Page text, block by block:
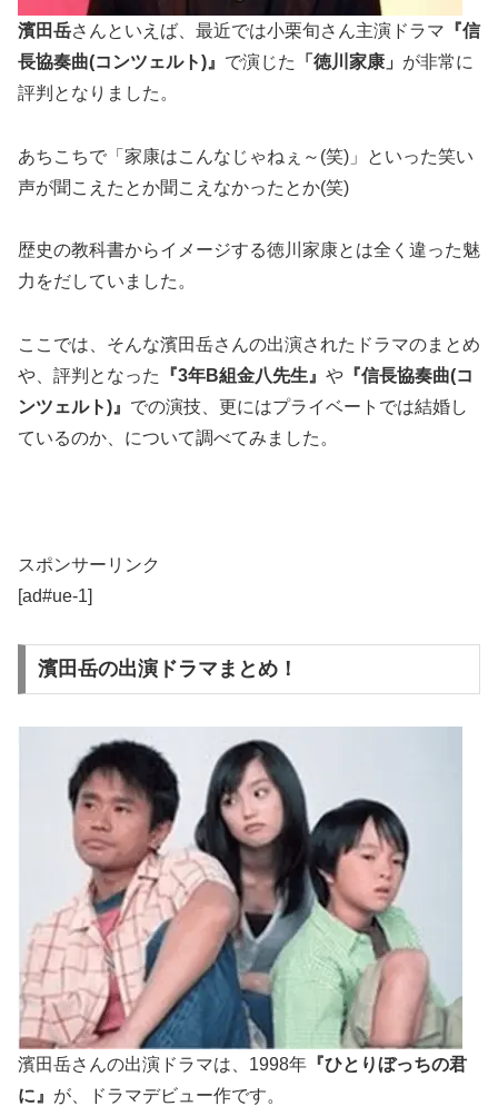
濱田岳さんといえば、最近では小栗旬さん主演ドラマ 『信
長協奏曲(コンツェルト)』 で演じた 「徳川家康」 が非常に
評判となりました。
あちこちで「家康はこんなじゃねぇ～(笑)」といった笑い
声が聞こえたとか聞こえなかったとか(笑)
歴史の教科書からイメージする徳川家康とは全く違った魅
力をだしていました。
ここでは、そんな濱田岳さんの出演されたドラマのまとめ
や、評判となった
『3年B組金八先生』 や 『信長協奏曲(コ
ンツェルト)』 での演技、更にはプライベートでは結婚し
ているのか、について調べてみました。
スポンサーリンク
[ad#ue-1]
濱田岳の出演ドラマまとめ！
濱田岳さんの出演ドラマは、1998年 『ひとりぼっちの君
に』 が、ドラマデビュー作です。